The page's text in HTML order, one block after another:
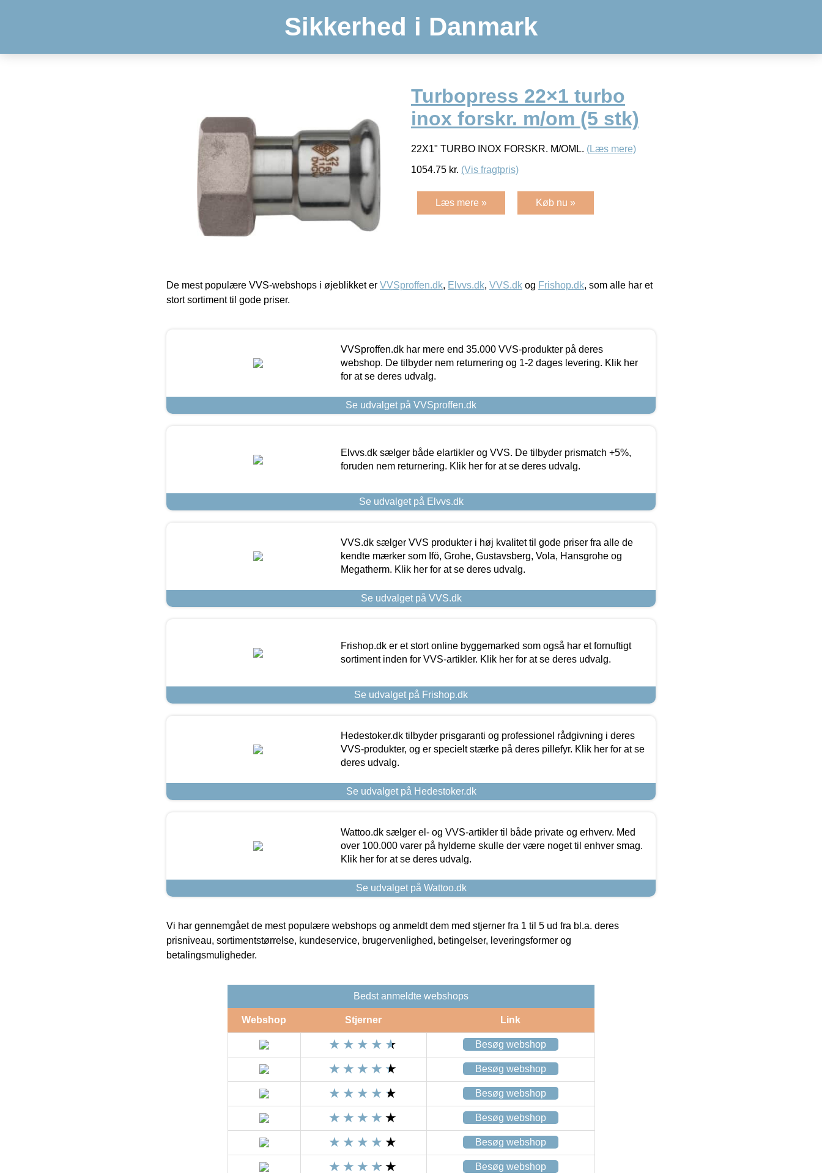
Sikkerhed i Danmark
Turbopress 22×1 turbo
inox forskr. m/om (5 stk)
22X1" TURBO INOX FORSKR. M/OML. (Læs mere)
1054.75 kr. (Vis fragtpris)
Læs mere » Køb nu »
De mest populære VVS-webshops i øjeblikket er VVSproffen.dk, Elvvs.dk, VVS.dk og Frishop.dk, som alle har et
stort sortiment til gode priser.
VVSproffen.dk har mere end 35.000 VVS-produkter på deres
webshop. De tilbyder nem returnering og 1-2 dages levering. Klik her
for at se deres udvalg.
Se udvalget på VVSproffen.dk
Elvvs.dk sælger både elartikler og VVS. De tilbyder prismatch +5%,
foruden nem returnering. Klik her for at se deres udvalg.
Se udvalget på Elvvs.dk
VVS.dk sælger VVS produkter i høj kvalitet til gode priser fra alle de
kendte mærker som Ifö, Grohe, Gustavsberg, Vola, Hansgrohe og
Megatherm. Klik her for at se deres udvalg.
Se udvalget på VVS.dk
Frishop.dk er et stort online byggemarked som også har et fornuftigt
sortiment inden for VVS-artikler. Klik her for at se deres udvalg.
Se udvalget på Frishop.dk
Hedestoker.dk tilbyder prisgaranti og professionel rådgivning i deres
VVS-produkter, og er specielt stærke på deres pillefyr. Klik her for at se
deres udvalg.
Se udvalget på Hedestoker.dk
Wattoo.dk sælger el- og VVS-artikler til både private og erhverv. Med
over 100.000 varer på hylderne skulle der være noget til enhver smag.
Klik her for at se deres udvalg.
Se udvalget på Wattoo.dk
Vi har gennemgået de mest populære webshops og anmeldt dem med stjerner fra 1 til 5 ud fra bl.a. deres
prisniveau, sortimentstørrelse, kundeservice, brugervenlighed, betingelser, leveringsformer og
betalingsmuligheder.
Bedst anmeldte webshops
Webshop Stjerner Link
Besøg webshop
Besøg webshop
Besøg webshop
Besøg webshop
Besøg webshop
Besøg webshop